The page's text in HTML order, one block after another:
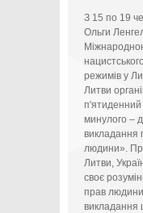
З 15 по 19
Ольги
режимів у
Литви
п'ятиденний
минулого –
викладання
людини».
Литви,
своє
прав
викладання